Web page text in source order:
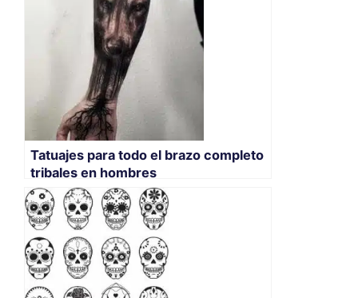
Tatuajes para todo el brazo completo
tribales en hombres